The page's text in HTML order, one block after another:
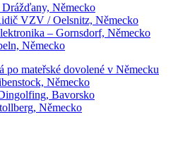
Německo
VZV / Oelsnitz, Německo
– Gornsdorf, Německo
Německo
po mateřské dovolené v Německu
Německo
Bavorsko
Německo